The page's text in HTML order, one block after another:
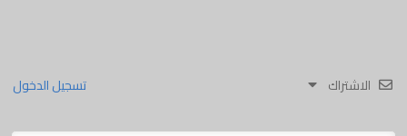
الاشتراك تسجيل الدخول